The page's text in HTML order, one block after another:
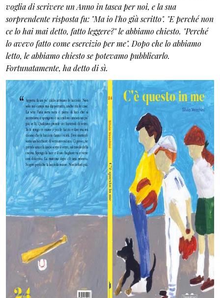
voglia di scrivere un Anno in tasca per noi, e la sua
sorprendente risposta fu: "Ma io l'ho già scritto". "E perché non
ce lo hai mai detto, fatto leggere?" le abbiamo chiesto. "Perché
lo avevo fatto come esercizio per me". Dopo che lo abbiamo
letto, le abbiamo chiesto se potevamo pubblicarlo.
Fortunatamente, ha detto di sì.